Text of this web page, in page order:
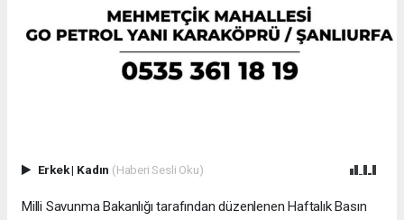
Erkek| Kadın (Haberi Sesli Oku)
Milli Savunma Bakanlığı tarafından düzenlenen Haftalık Basın